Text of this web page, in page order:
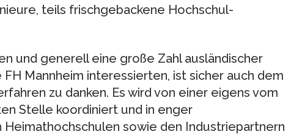
teils frischgebackene Hochschul-
und generell eine große Zahl ausländischer
Mannheim interessierten, ist sicher auch dem
zu danken. Es wird von einer eigens vom
Stelle koordiniert und in enger
sowie den Industriepartnern